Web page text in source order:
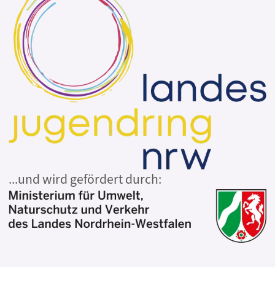
...und wird gefördert durch: